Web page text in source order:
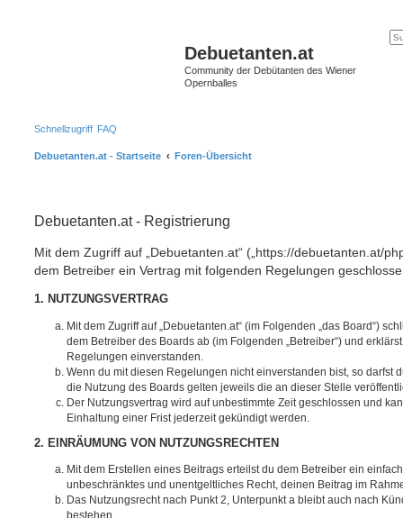
Debuetanten.at
Community der Debütanten des Wiener
Opernballes
Schnellzugriff FAQ
Debuetanten.at - Startseite Foren-Übersicht
Debuetanten.at - Registrierung
Mit dem Zugriff auf „Debuetanten.at“ („https://debuetanten.at/
dem Betreiber ein Vertrag mit folgenden Regelungen
1. NUTZUNGSVERTRAG
Mit dem Zugriff auf „Debuetanten.at“ (im Folgenden „das Board“)
dem Betreiber des Boards ab (im Folgenden „Betreiber“) und
Regelungen einverstanden.
Wenn du mit diesen Regelungen nicht einverstanden bist, so darfst
die Nutzung des Boards gelten jeweils die an dieser Stelle
Der Nutzungsvertrag wird auf unbestimmte Zeit geschlossen und
Einhaltung einer Frist jederzeit gekündigt werden.
2. EINRÄUMUNG VON NUTZUNGSRECHTEN
Mit dem Erstellen eines Beitrags erteilst du dem Betreiber ein
unbeschränktes und unentgeltliches Recht, deinen Beitrag im
Das Nutzungsrecht nach Punkt 2, Unterpunkt a bleibt auch nach